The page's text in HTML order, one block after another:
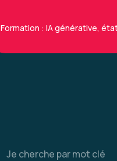
Formation : IA générative,
vraiment excellente.
Je cherche par mot clé